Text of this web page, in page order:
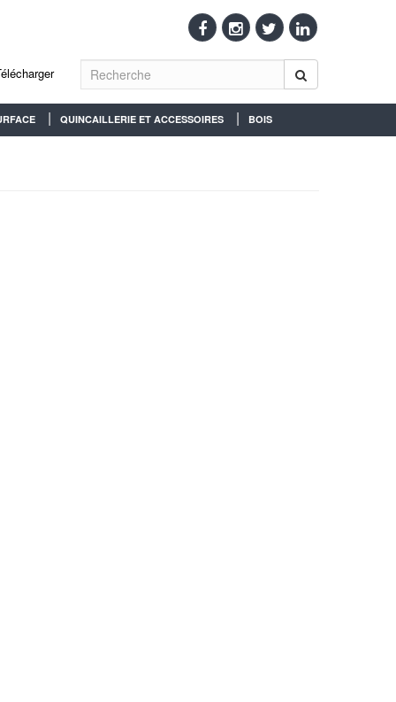
QUINCAILLERIE ET ACCESSOIRES BOIS